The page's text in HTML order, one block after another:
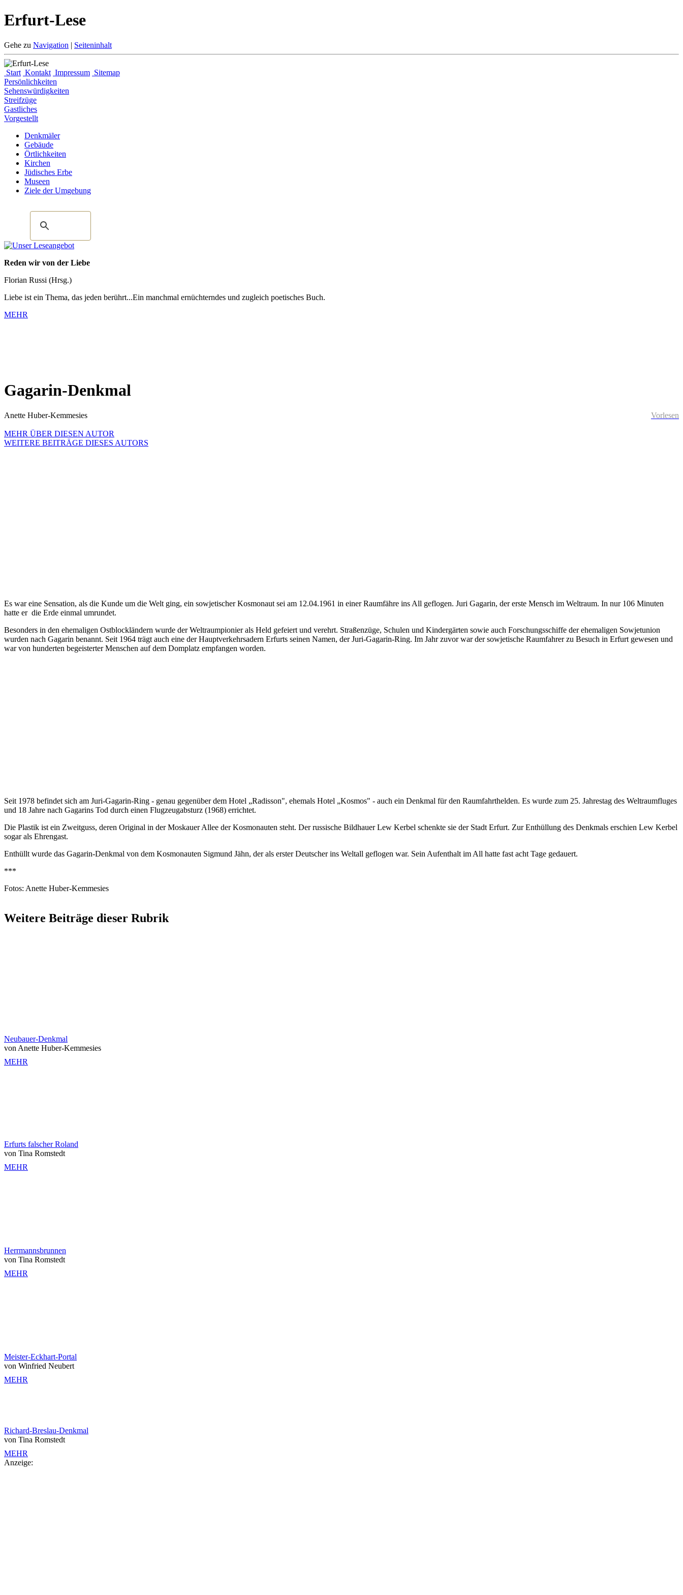
Erfurt-Lese
Gehe zu Navigation | Seiteninhalt
Start Kontakt Impressum Sitemap
Persönlichkeiten
Sehenswürdigkeiten
Streifzüge
Gastliches
Vorgestellt
Denkmäler
Gebäude
Örtlichkeiten
Kirchen
Jüdisches Erbe
Museen
Ziele der Umgebung
Reden wir von der Liebe
Florian Russi (Hrsg.)
Liebe ist ein Thema, das jeden berührt...Ein manchmal ernüchterndes und zugleich poetisches Buch.
MEHR
Gagarin-Denkmal
Vorlesen
Anette Huber-Kemmesies
MEHR ÜBER DIESEN AUTOR
WEITERE BEITRÄGE DIESES AUTORS
Es war eine Sensation, als die Kunde um die Welt ging, ein sowjetischer Kosmonaut sei am 12.04.1961 in einer Raumfähre ins All geflogen. Juri Gagarin, der erste Mensch im Weltraum. In nur 106 Minuten
hatte er die Erde einmal umrundet.
Besonders in den ehemaligen Ostblockländern wurde der Weltraumpionier als Held gefeiert und verehrt. Straßenzüge, Schulen und Kindergärten sowie auch Forschungsschiffe der ehemaligen Sowjetunion
wurden nach Gagarin benannt. Seit 1964 trägt auch eine der Hauptverkehrsadern Erfurts seinen Namen, der Juri-Gagarin-Ring. Im Jahr zuvor war der sowjetische Raumfahrer zu Besuch in Erfurt gewesen und
war von hunderten begeisterter Menschen auf dem Domplatz empfangen worden.
Seit 1978 befindet sich am Juri-Gagarin-Ring - genau gegenüber dem Hotel „Radisson", ehemals Hotel „Kosmos" - auch ein Denkmal für den Raumfahrthelden. Es wurde zum 25. Jahrestag des Weltraumfluges
und 18 Jahre nach Gagarins Tod durch einen Flugzeugabsturz (1968) errichtet.
Die Plastik ist ein Zweitguss, deren Original in der Moskauer Allee der Kosmonauten steht. Der russische Bildhauer Lew Kerbel schenkte sie der Stadt Erfurt. Zur Enthüllung des Denkmals erschien Lew Kerbel
sogar als Ehrengast.
Enthüllt wurde das Gagarin-Denkmal von dem Kosmonauten Sigmund Jähn, der als erster Deutscher ins Weltall geflogen war. Sein Aufenthalt im All hatte fast acht Tage gedauert.
***
Fotos: Anette Huber-Kemmesies
Weitere Beiträge dieser Rubrik
Neubauer-Denkmal
von Anette Huber-Kemmesies
MEHR
Erfurts falscher Roland
von Tina Romstedt
MEHR
Herrmannsbrunnen
von Tina Romstedt
MEHR
Meister-Eckhart-Portal
von Winfried Neubert
MEHR
Richard-Breslau-Denkmal
von Tina Romstedt
MEHR
Anzeige: